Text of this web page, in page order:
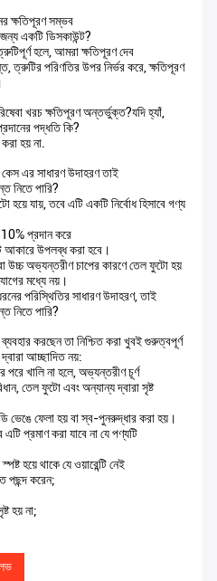
ক্ষতিপূরণ সম্ভব
একটি ডিসকাউন্ট?
হলে, আমরা ক্ষতিপূরণ দেব
ত্রুটির পরিণতির উপর নির্ভর করে, ক্ষতিপূরণ
খরচ ক্ষতিপূরণ অন্তর্ভুক্ত?যদি হ্যাঁ,
পদ্ধতি কি?
হয় না.
কেস এর সাধারণ উদাহরণ তাই
নিতে পারি?
হয়ে যায়, তবে এটি একটি নির্বোধ হিসাবে গণ্য
প্রদান করে
আকারে উপলব্ধ করা হবে।
উচ্চ অভ্যন্তরীণ চাপের কারণে তেল ফুটো হয়
মধ্যে নয়।
পরিস্থিতির সাধারণ উদাহরণ, তাই
নিতে পারি?
করছেন তা নিশ্চিত করা খুবই গুরুত্বপূর্ণ
আচ্ছাদিত নয়:
পরে খালি না হলে, অভ্যন্তরীণ চূর্ণ
তেল ফুটো এবং অন্যান্য দ্বারা সৃষ্ট
ভেঙে ফেলা হয় বা স্ব-পুনরুদ্ধার করা হয়।
প্রমাণ করা যাবে না যে পণ্যটি
হয়ে থাকে যে ওয়ারেন্টি নেই
পছন্দ করেন;
হয় না;